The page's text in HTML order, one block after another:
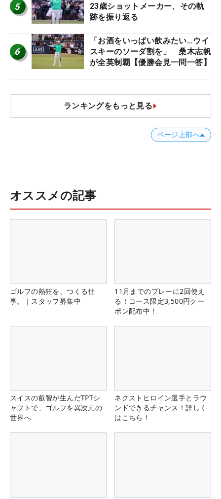
5
23歳ショットメーカー、その軌
跡を振り返る
6
「お酒をいっぱい飲みたい…ウイ
スキーのソーダ割を」 桑木志帆
が全英制覇【優勝会見一問一答】
ランキングをもっと見る
ページ上部へ
オススメの記事
ゴルフの熱狂を、つくる仕
事。｜スタッフ募集中
11月までのプレーに2回使え
る！コース限定3,500円クー
ポン配布中！
スイスの叡智が生んだTPTシ
ャフトで、ゴルフを異次元の
世界へ
ネクストヒロイン選手とラウ
ンドできるチャンス！詳しく
はこちら！